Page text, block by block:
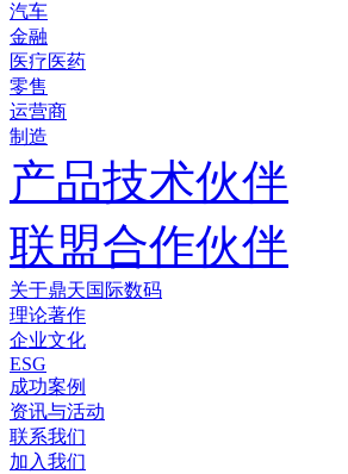
汽车
金融
医疗医药
零售
运营商
制造
产品技术伙伴
联盟合作伙伴
关于鼎天国际数码
理论著作
企业文化
ESG
成功案例
资讯与活动
联系我们
加入我们